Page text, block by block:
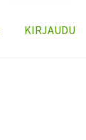
KIRJAUDU